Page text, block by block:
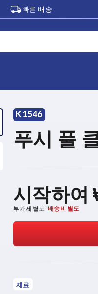
빠른 배송
K1546
푸시 풀
시작하여
부가세 별도 배송비 별도
재료